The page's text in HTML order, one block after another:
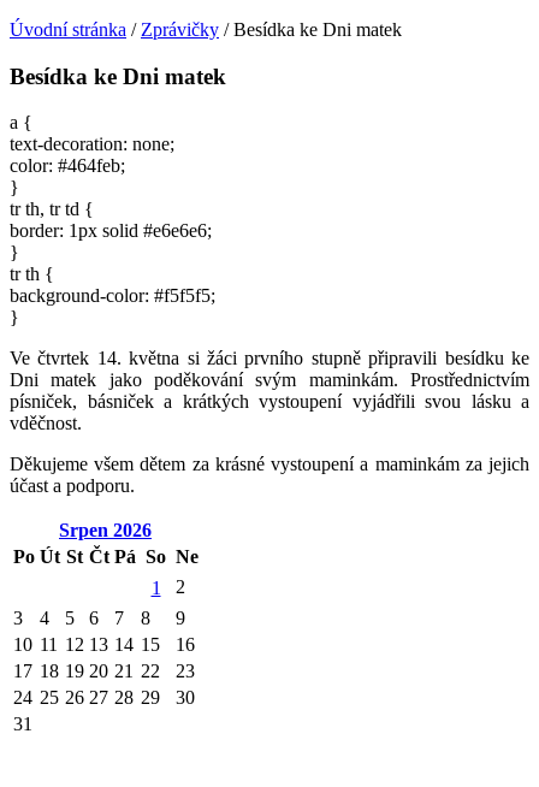
Úvodní stránka / Zprávičky /Besídka ke Dni matek
Besídka ke Dni matek
a {
text-decoration: none;
color: #464feb;
}
tr th, tr td {
border: 1px solid #e6e6e6;
}
tr th {
background-color: #f5f5f5;
}
Ve čtvrtek 14. května si žáci prvního stupně připravili besídku ke
Dni matek jako poděkování svým maminkám. Prostřednictvím
písniček, básniček a krátkých vystoupení vyjádřili svou lásku a
vděčnost.
Děkujeme všem dětem za krásné vystoupení a maminkám za jejich
účast a podporu.
Srpen 2026
Po Út St Čt Pá So Ne
1
2
3
4 5 6 7 8
9
10 11 12 13 14 15
16
17 18 19 20 21 22
23
24 25 26 27 28 29
30
31